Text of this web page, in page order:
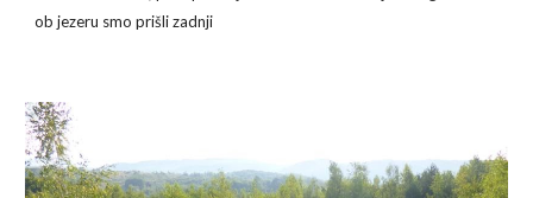
ob jezeru smo prišli zadnji